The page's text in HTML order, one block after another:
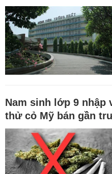
Nam sinh lớp 9 nhập
thử cỏ Mỹ bán gần